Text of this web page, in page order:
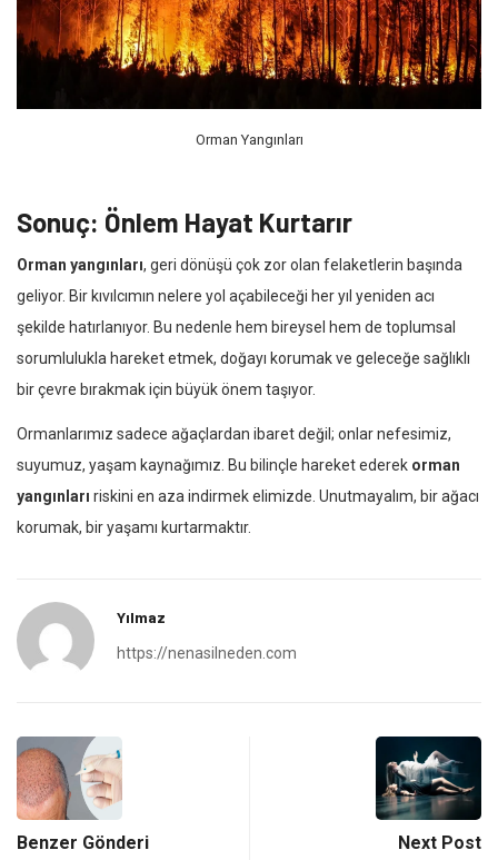
Orman Yangınları
Sonuç: Önlem Hayat Kurtarır
Orman yangınları, geri dönüşü çok zor olan felaketlerin başında
geliyor. Bir kıvılcımın nelere yol açabileceği her yıl yeniden acı
şekilde hatırlanıyor. Bu nedenle hem bireysel hem de toplumsal
sorumlulukla hareket etmek, doğayı korumak ve geleceğe sağlıklı
bir çevre bırakmak için büyük önem taşıyor.
Ormanlarımız sadece ağaçlardan ibaret değil; onlar nefesimiz,
suyumuz, yaşam kaynağımız. Bu bilinçle hareket ederek orman
yangınları riskini en aza indirmek elimizde. Unutmayalım, bir ağacı
korumak, bir yaşamı kurtarmaktır.
Yılmaz
https://nenasilneden.com
Benzer Gönderi Next Post